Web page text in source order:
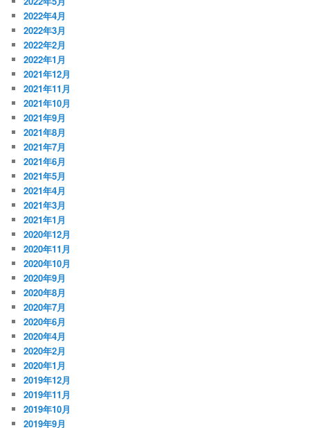
2022年4月
2022年3月
2022年2月
2022年1月
2021年12月
2021年11月
2021年10月
2021年9月
2021年8月
2021年7月
2021年6月
2021年5月
2021年4月
2021年3月
2021年1月
2020年12月
2020年11月
2020年10月
2020年9月
2020年8月
2020年7月
2020年6月
2020年4月
2020年2月
2020年1月
2019年12月
2019年11月
2019年10月
2019年9月